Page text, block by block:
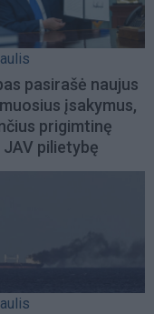
pasirašė naujus
įsakymus,
prigimtinę
pilietybę